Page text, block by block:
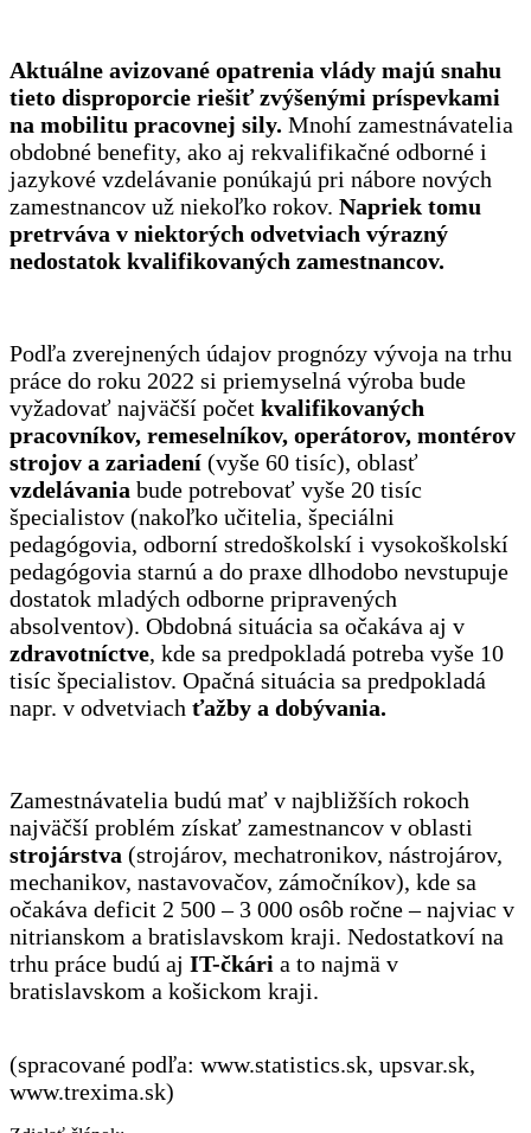
Aktuálne avizované opatrenia vlády majú snahu
tieto disproporcie riešiť zvýšenými príspevkami
na mobilitu pracovnej sily. Mnohí zamestnávatelia
obdobné benefity, ako aj rekvalifikačné odborné i
jazykové vzdelávanie ponúkajú pri nábore nových
zamestnancov už niekoľko rokov. Napriek tomu
pretrváva v niektorých odvetviach výrazný
nedostatok kvalifikovaných zamestnancov.
Podľa zverejnených údajov prognózy vývoja na trhu
práce do roku 2022 si priemyselná výroba bude
vyžadovať najväčší počet kvalifikovaných
pracovníkov, remeselníkov, operátorov, montérov
strojov a zariadení (vyše 60 tisíc), oblasť
vzdelávania bude potrebovať vyše 20 tisíc
špecialistov (nakoľko učitelia, špeciálni
pedagógovia, odborní stredoškolskí i vysokoškolskí
pedagógovia starnú a do praxe dlhodobo nevstupuje
dostatok mladých odborne pripravených
absolventov). Obdobná situácia sa očakáva aj v
zdravotníctve, kde sa predpokladá potreba vyše 10
tisíc špecialistov. Opačná situácia sa predpokladá
napr. v odvetviach ťažby a dobývania.
Zamestnávatelia budú mať v najbližších rokoch
najväčší problém získať zamestnancov v oblasti
strojárstva (strojárov, mechatronikov, nástrojárov,
mechanikov, nastavovačov, zámočníkov), kde sa
očakáva deficit 2 500 – 3 000 osôb ročne – najviac v
nitrianskom a bratislavskom kraji. Nedostatkoví na
trhu práce budú aj IT-čkári a to najmä v
bratislavskom a košickom kraji.
(spracované podľa: www.statistics.sk, upsvar.sk,
www.trexima.sk)